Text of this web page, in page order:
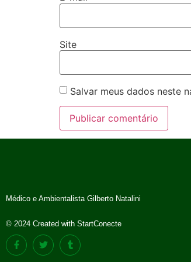
Site
Salvar meus dados neste
Médico e Ambientalista Gilberto Natalini
© 2024 Created with StartConecte